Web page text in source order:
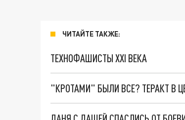
ЧИТАЙТЕ ТАКЖЕ:
ТЕХНОФАШИСТЫ XXI ВЕКА
"КРОТАМИ" БЫЛИ ВСЕ? ТЕРАКТ В